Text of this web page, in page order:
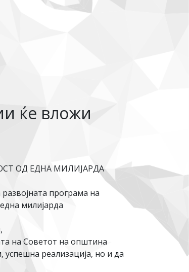
ќе вложи
ОД ЕДНА МИЛИЈАРДА
програма на
милијарда
на Советот на општина
реализација, но и да